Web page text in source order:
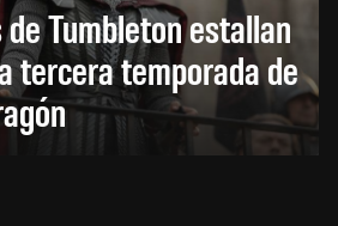
Tumbleton estallan
tercera temporada de